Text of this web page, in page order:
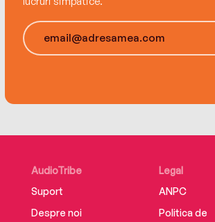
AudioTribe
Suport
Despre noi
Legal
ANPC
Politica de